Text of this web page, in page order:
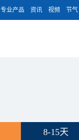
专业产品 资讯 视频 节气
8-15天